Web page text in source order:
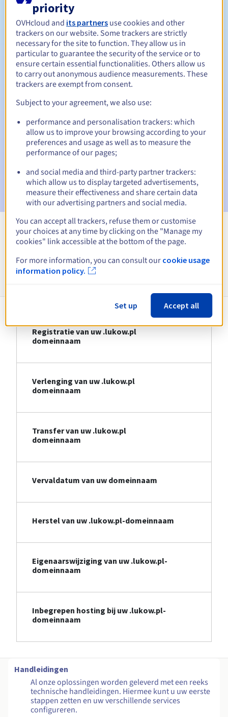
Verlengingsperiode
Inlosperiode
vervaldatum
E-mail op de vervaldatum om de schorsing van de
domeinnaam te melden
E-mail na de Redemption Grace Periodom de
verwijdering van de domeinnaam te melden
Bekijk alle extensies
Informatie over .lukow.pl
Registratie van uw .lukow.pl
domeinnaam
Verlenging van uw .lukow.pl
domeinnaam
Transfer van uw .lukow.pl
domeinnaam
Vervaldatum van uw domeinnaam
Herstel van uw .lukow.pl-domeinnaam
Eigenaarswijziging van uw .lukow.pl-
domeinnaam
Inbegrepen hosting bij uw .lukow.pl-
domeinnaam
Handleidingen
Al onze oplossingen worden geleverd met een reeks
technische handleidingen. Hiermee kunt u uw eerste
stappen zetten en uw verschillende services
configureren.
priority
OVHcloud and its partners use cookies and other
trackers on our website. Some trackers are strictly
necessary for the site to function. They allow us in
particular to guarantee the security of the service or to
ensure certain essential functionalities. Others allow us
to carry out anonymous audience measurements. These
trackers are exempt from consent.
Subject to your agreement, we also use:
performance and personalisation trackers: which
allow us to improve your browsing according to your
preferences and usage as well as to measure the
performance of our pages;
and social media and third-party partner trackers:
which allow us to display targeted advertisements,
measure their effectiveness and share certain data
with our advertising partners and social media.
You can accept all trackers, refuse them or customise
your choices at any time by clicking on the "Manage my
cookies" link accessible at the bottom of the page.
For more information, you can consult our cookie usage
information policy.
Set up Accept all